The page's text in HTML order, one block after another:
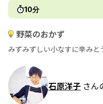
10分
野菜のおかず
みずみずしい小なすに辛みと
石原洋子 さん